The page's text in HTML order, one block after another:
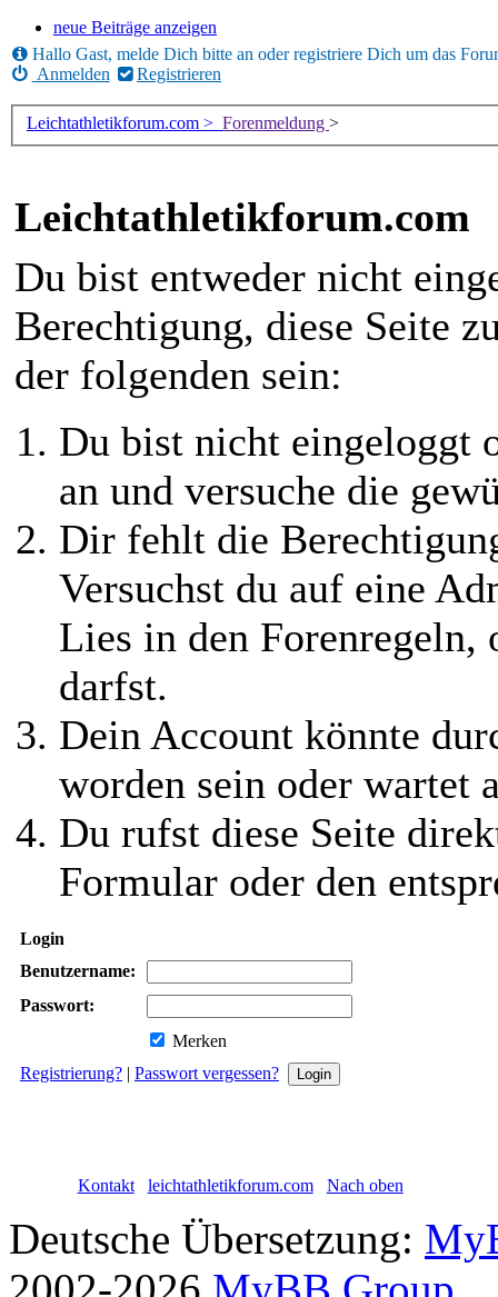
neue Beiträge anzeigen
Hallo Gast, melde Dich bitte an oder registriere Dich um das
Anmelden
Registrieren
Leichtathletikforum.com > Forenmeldung >
Leichtathletikforum.com
Du bist entweder nicht
Berechtigung, diese Seite
der folgenden sein:
Du bist nicht eingeloggt
an und versuche die
Dir fehlt die
Versuchst du auf eine
Lies in den Forenregeln,
darfst.
Dein Account könnte
worden sein oder wartet
Du rufst diese Seite
Formular oder den
Login
Benutzername:
Passwort:
Merken
Registrierung? | Passwort vergessen?
Kontakt leichtathletikforum.com Nach oben
Deutsche Übersetzung: